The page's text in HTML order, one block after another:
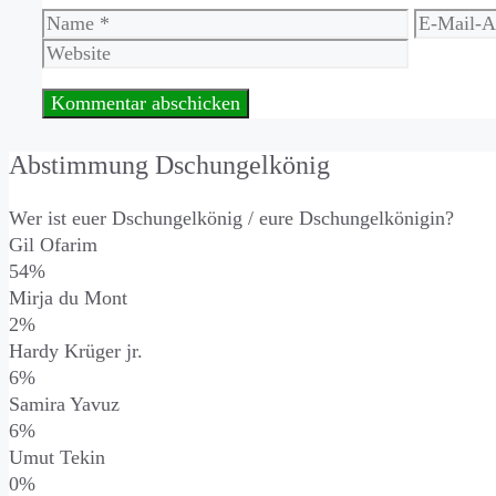
Name
E-
Abstimmung Dschungelkönig
Wer ist euer Dschungelkönig / eure Dschungelkönigin?
Gil Ofarim
54%
Mirja du Mont
2%
Hardy Krüger jr.
6%
Samira Yavuz
6%
Umut Tekin
0%